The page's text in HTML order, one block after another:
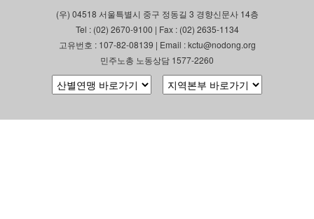
(우) 04518 서울특별시 중구 정동길 3 경향신문사 14층
Tel : (02) 2670-9100 | Fax : (02) 2635-1134
고유번호 : 107-82-08139 | Email : kctu@nodong.org
민주노총 노동상담 1577-2260